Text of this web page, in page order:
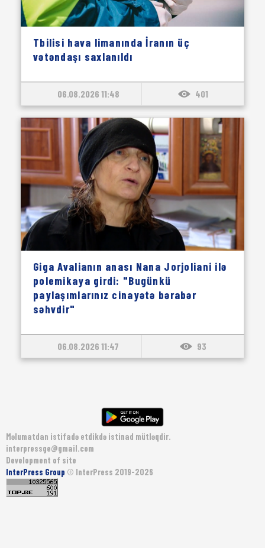
Tbilisi hava limanında İranın üç
vətəndaşı saxlanıldı
06.08.2026 11:48 401
Giga Avalianın anası Nana Jorjoliani ilə
polemikaya girdi: "Bugünkü
paylaşımlarınız cinayətə bərabər
səhvdir"
06.08.2026 11:47 93
Məlumatdan istifadə etdikdə istinad mütləqdir.
interpressge@gmail.com
Development of site
InterPress Group © InterPress 2019-2026